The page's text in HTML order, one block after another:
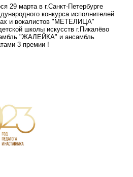
29 марта в г.Санкт-Петербурге
конкурса исполнителей
и вокалистов "МЕТЕЛИЦА"
школы искусств г.Пикалёво
"ЖАЛЕЙКА" и ансамбль
3 премии !